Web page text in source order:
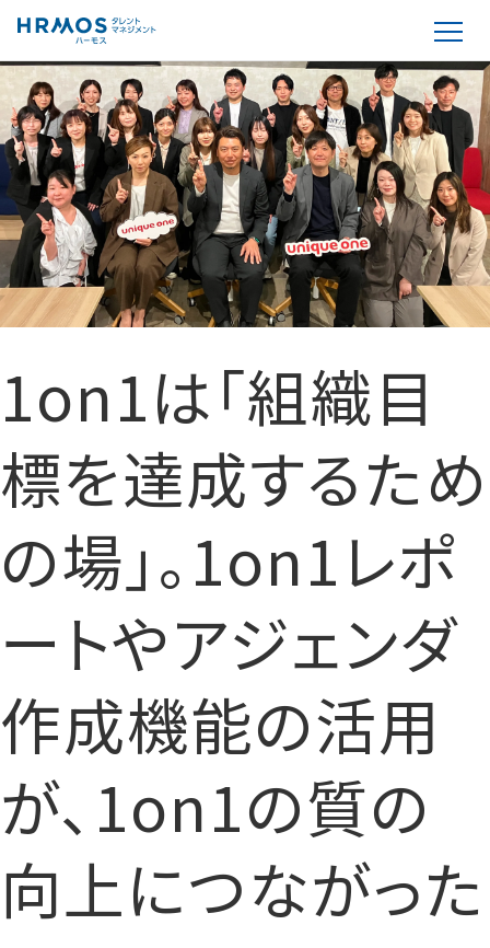
1on1は「組織目
標を達成するため
の場」。1on1レポ
ートやアジェンダ
作成機能の活用
が、1on1の質の
向上につながった